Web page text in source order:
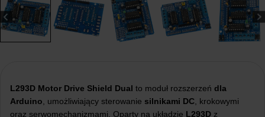
L293D Motor Drive Shield Dual to moduł rozszerzeń dla
Arduino , umożliwiający sterowanie silnikami DC , krokowymi
oraz serwomechanizmami. Oparty na układzie L293D z